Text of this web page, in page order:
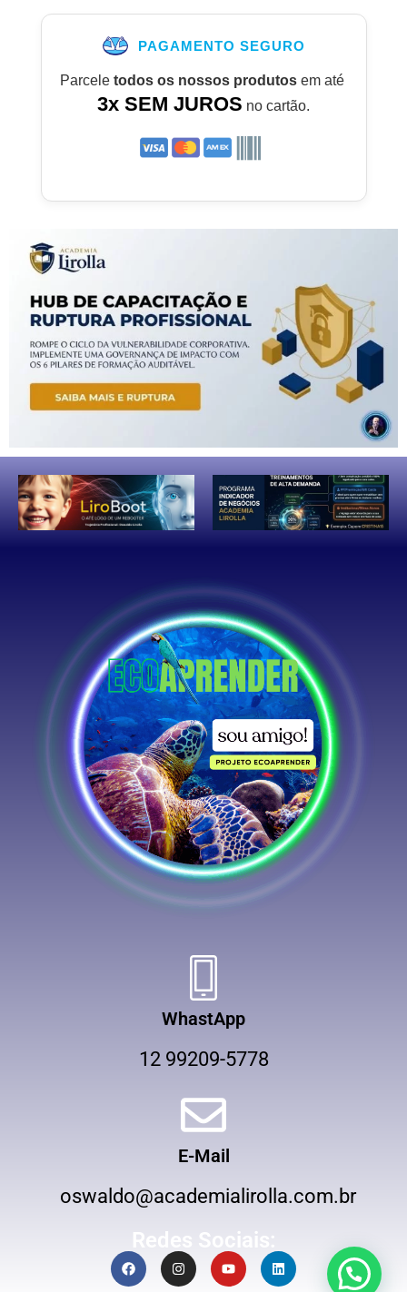
PAGAMENTO SEGURO
Parcele todos os nossos produtosem até
3x SEM JUROS no cartão.
WhastApp
12 99209-5778
E-Mail
oswaldo@academialirolla.com.br
Redes Sociais: